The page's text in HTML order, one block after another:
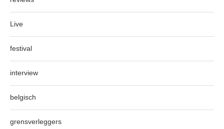
Live
festival
interview
belgisch
grensverleggers